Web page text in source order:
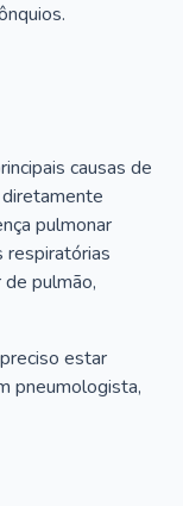
causas de
pulmonar
respiratórias
de pulmão,
estar
pneumologista,